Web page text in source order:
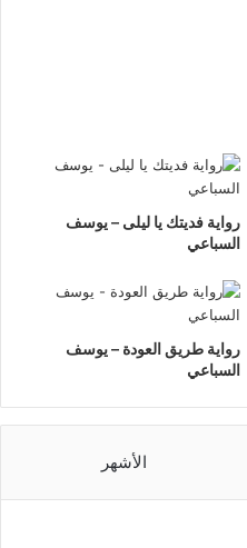
رواية فديتك يا ليلى – يوسف
السباعي
رواية طريق العودة – يوسف
السباعي
الأشهر